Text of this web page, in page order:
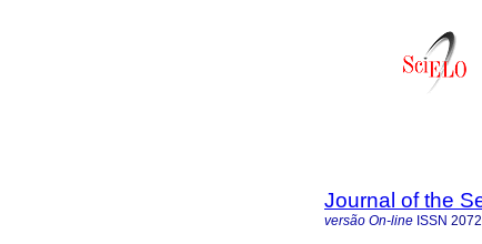
Journal of the
versão On-line ISSN